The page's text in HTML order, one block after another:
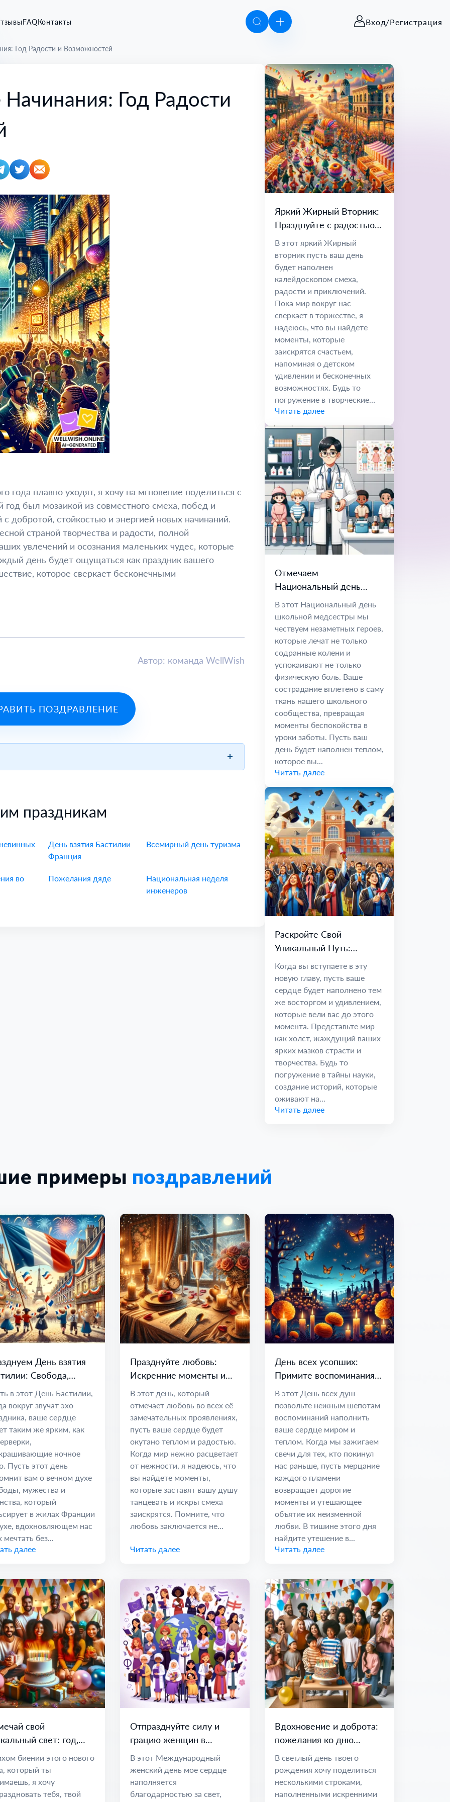
FAQКонтакты Вход/Регистрация
Год Радости и Возможностей
Год Радости
года плавно уходят, я хочу на мгновение поделиться с
был мозаикой из совместного смеха, побед и
добротой, стойкостью и энергией новых начинаний.
страной творчества и радости, полной
увлечений и осознания маленьких чудес, которые
день будет ощущаться как праздник вашего
которое сверкает бесконечными
Автор: команда WellWish
ПОЗДРАВЛЕНИЕ
праздникам
День взятия Бастилии
Франция
Всемирный день туризма
во Пожелания дяде
Национальная неделя
инженеров
Яркий Жирный Вторник:
Празднуйте с радостью и
приключениями
В этот яркий Жирный
вторник пусть ваш день
будет наполнен
калейдоскопом смеха,
радости и приключений.
Пока мир вокруг нас
сверкает в торжестве, я
надеюсь, что вы найдете
моменты, которые
заискрятся счастьем,
напоминая о детском
удивлении и бесконечных
возможностях. Будь то
погружение в творческие
проекты, танцы...
Читать далее
Отмечаем
Национальный день
школьной медсестры:
чествуем наших
невоспетых героев
В этот Национальный день
школьной медсестры мы
чествуем незаметных героев,
которые лечат не только
содранные колени и
успокаивают не только
физическую боль. Ваше
сострадание вплетено в саму
ткань нашего школьного
сообщества, превращая
моменты беспокойства в
уроки заботы. Пусть ваш
день будет наполнен теплом,
которое вы...
Читать далее
Раскройте Свой
Уникальный Путь:
Примите Бесконечные
Возможности
Когда вы вступаете в эту
новую главу, пусть ваше
сердце будет наполнено тем
же восторгом и удивлением,
которые вели вас до этого
момента. Представьте мир
как холст, жаждущий ваших
ярких мазков страсти и
творчества. Будь то
погружение в тайны науки,
создание историй, которые
оживают на...
Читать далее
примеры поздравлений
День взятия
Свобода,
и Надежда
в этот День Бастилии,
вокруг звучат эхо
ваше сердце
таким же ярким, как
ночное
Пусть этот день
вам о вечном духе
мужества и
который
в жилах Франции
вдохновляющем нас
мечтать без...
далее
Празднуйте любовь:
Искренние моменты и
дорогие связи
В этот день, который
отмечает любовь во всех её
замечательных проявлениях,
пусть ваше сердце будет
окутано теплом и радостью.
Когда мир нежно расцветает
от нежности, я надеюсь, что
вы найдете моменты,
которые заставят вашу душу
танцевать и искры смеха
заискрятся. Помните, что
любовь заключается не...
Читать далее
День всех усопших:
Примите воспоминания и
вечные узы
В этот День всех душ
позвольте нежным шепотам
воспоминаний наполнить
ваше сердце миром и
теплом. Когда мы зажигаем
свечи для тех, кто покинул
нас раньше, пусть мерцание
каждого пламени
возвращает дорогие
моменты и утешающее
объятие их неизменной
любви. В тишине этого дня
найдите утешение в...
Читать далее
свой
свет: год,
мечтаний и
биении этого нового
который ты
я хочу
тебя, твой
Отпразднуйте силу и
грацию женщин в
Международный
женский день
В этот Международный
женский день мое сердце
наполняется
благодарностью за свет,
Вдохновение и доброта:
пожелания ко дню
рождения
В светлый день твоего
рождения хочу поделиться
несколькими строками,
наполненными искренними